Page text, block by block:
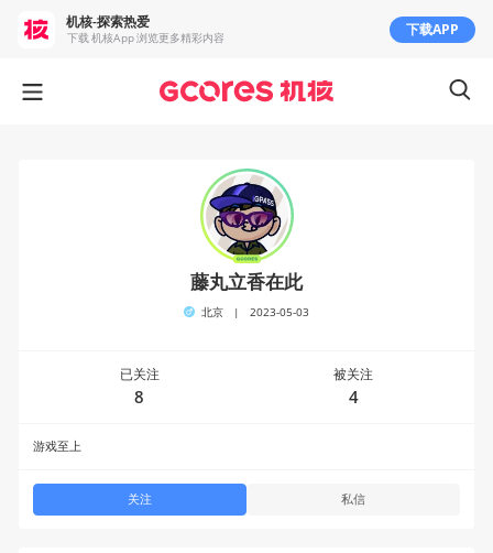
藤丸立香在此
北京 | 2023-05-03
已关注
8
被关注
4
游戏至上
关注 私信
机核-探索热爱
下载 机核App 浏览更多精彩内容 下载APP